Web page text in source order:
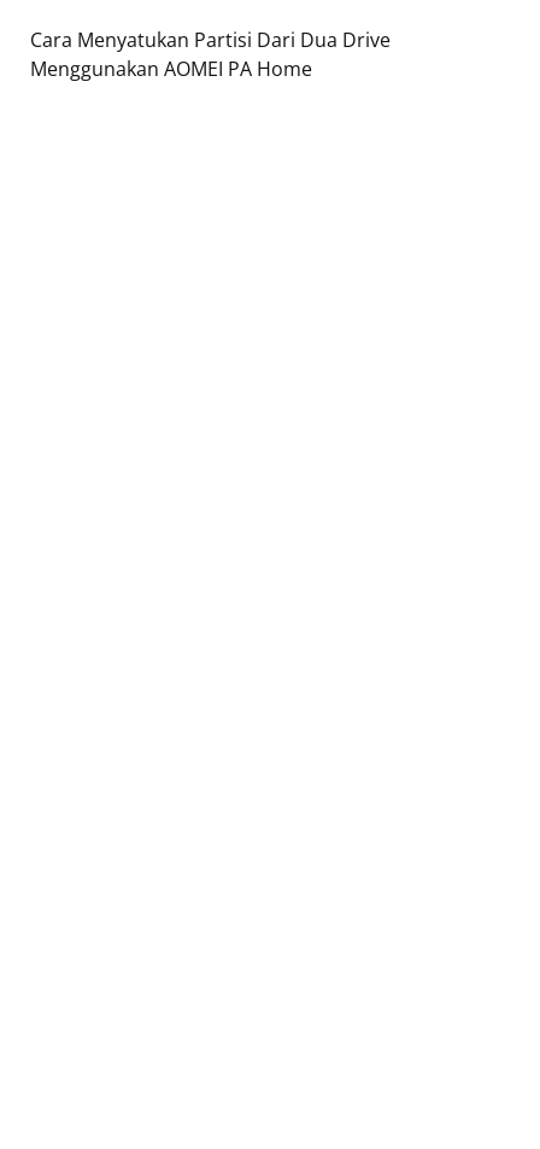
Cara Menyatukan Partisi Dari Dua Drive
Menggunakan AOMEI PA Home